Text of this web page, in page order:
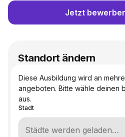
Jetzt
Standort ändern
Diese Ausbildung wird an
angeboten. Bitte wähle deinen
aus.
Stadt